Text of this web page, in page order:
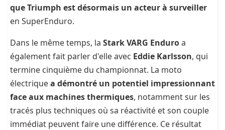
que Triumph est désormais un acteur à surveiller
en SuperEnduro.
Dans le même temps, la Stark VARG Enduroa
également fait parler d'elle avec Eddie Karlsson, qui
termine cinquième du championnat. La moto
électriquea démontré un potentiel impressionnant
face aux machines thermiques, notamment sur les
tracés plus techniques où sa réactivité et son couple
immédiat peuvent faire une différence. Ce résultat